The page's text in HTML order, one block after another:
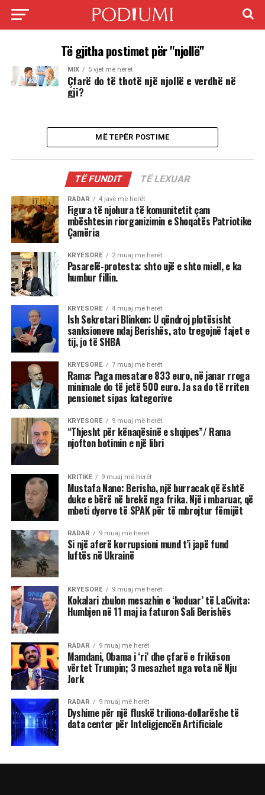
Të gjitha postimet për "njollë"
MIX 5 vjet më herët
Çfarë do të thotë një njollë e verdhë në
gji?
MË TEPËR POSTIME
TË FUNDIT TË LEXUAR
RADAR 4 javë më herët
Figura të njohura të komunitetit çam
mbështesin riorganizimin e Shoqatës Patriotike
Çamëria
KRYESORE 2 muaj më herët
Pasarelë-protesta: shto ujë e shto miell, e ka
humbur fillin.
KRYESORE 4 muaj më herët
Ish Sekretari Blinken: U qëndroj plotësisht
sanksioneve ndaj Berishës, ato tregojnë fajet e
tij, jo të SHBA
KRYESORE 7 muaj më herët
Rama: Paga mesatare 833 euro, në janar rroga
minimale do të jetë 500 euro. Ja sa do të rriten
pensionet sipas kategorive
KRYESORE 9 muaj më herët
“Thjesht për kënaqësinë e shqipes”/ Rama
njofton botimin e një libri
KRITIKE 9 muaj më herët
Mustafa Nano: Berisha, një burracak që është
duke e bërë në brekë nga frika. Një i mbaruar, që
mbeti dyerve të SPAK për të mbrojtur fëmijët
RADAR 9 muaj më herët
Si një aferë korrupsioni mund t’i japë fund
luftës në Ukrainë
KRYESORE 9 muaj më herët
Kokalari zbulon mesazhin e ‘koduar’ të LaCivita:
Humbjen në 11 maj ia faturon Sali Berishës
RADAR 9 muaj më herët
Mamdani, Obama i ‘ri’ dhe çfarë e frikëson
vërtet Trumpin; 3 mesazhet nga vota në Nju
Jork
RADAR 9 muaj më herët
Dyshime për një fluskë triliona-dollarëshe të
data center për Inteligjencën Artificiale